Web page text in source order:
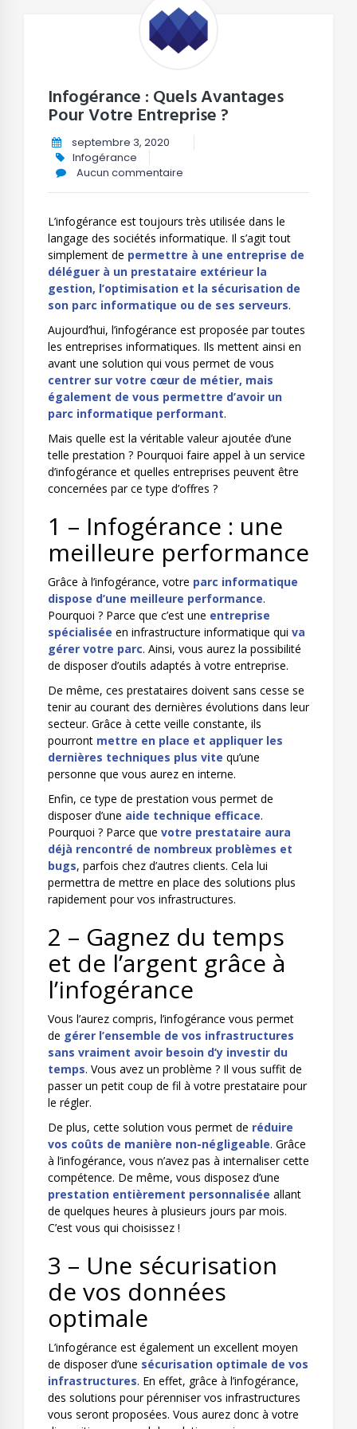
Infogérance : Quels Avantages
Pour Votre Entreprise ?
septembre 3, 2020
Infogérance
Aucun commentaire
L’infogérance est toujours très utilisée dans le
langage des sociétés informatique. Il s’agit tout
simplement de permettre à une entreprise de
déléguer à un prestataire extérieur la
gestion, l’optimisation et la sécurisation de
son parc informatique ou de ses serveurs.
Aujourd’hui, l’infogérance est proposée par toutes
les entreprises informatiques. Ils mettent ainsi en
avant une solution qui vous permet de vous
centrer sur votre cœur de métier, mais
également de vous permettre d’avoir un
parc informatique performant.
Mais quelle est la véritable valeur ajoutée d’une
telle prestation ? Pourquoi faire appel à un service
d’infogérance et quelles entreprises peuvent être
concernées par ce type d’offres ?
1 – Infogérance : une
meilleure performance
Grâce à l’infogérance, votre parc informatique
dispose d’une meilleure performance.
Pourquoi ? Parce que c’est une entreprise
spécialisée en infrastructure informatique qui va
gérer votre parc. Ainsi, vous aurez la possibilité
de disposer d’outils adaptés à votre entreprise.
De même, ces prestataires doivent sans cesse se
tenir au courant des dernières évolutions dans leur
secteur. Grâce à cette veille constante, ils
pourront mettre en place et appliquer les
dernières techniques plus vite qu’une
personne que vous aurez en interne.
Enfin, ce type de prestation vous permet de
disposer d’une aide technique efficace.
Pourquoi ? Parce que votre prestataire aura
déjà rencontré de nombreux problèmes et
bugs, parfois chez d’autres clients. Cela lui
permettra de mettre en place des solutions plus
rapidement pour vos infrastructures.
2 – Gagnez du temps
et de l’argent grâce à
l’infogérance
Vous l’aurez compris, l’infogérance vous permet
de gérer l’ensemble de vos infrastructures
sans vraiment avoir besoin d’y investir du
temps. Vous avez un problème ? Il vous suffit de
passer un petit coup de fil à votre prestataire pour
le régler.
De plus, cette solution vous permet de réduire
vos coûts de manière non-négligeable. Grâce
à l’infogérance, vous n’avez pas à internaliser cette
compétence. De même, vous disposez d’une
prestation entièrement personnalisée allant
de quelques heures à plusieurs jours par mois.
C’est vous qui choisissez !
3 – Une sécurisation
de vos données
optimale
L’infogérance est également un excellent moyen
de disposer d’une sécurisation optimale de vos
infrastructures. En effet, grâce à l’infogérance,
des solutions pour pérenniser vos infrastructures
vous seront proposées. Vous aurez donc à votre